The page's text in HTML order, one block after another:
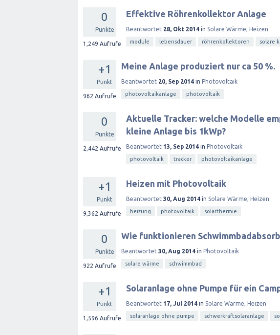
0
Punkte
1,249 Aufrufe
Effektive Röhrenkollektor Anlage
Beantwortet 28, Okt 2014 in Solare Wärme, Heizen
module lebensdauer röhrenkollektoren solare
+1
Punkt
962 Aufrufe
Meine Anlage produziert nur ca 50 %.
Beantwortet 20, Sep 2014 in Photovoltaik
photovoltaikanlage photovoltaik
0
Punkte
2,442 Aufrufe
Aktuelle Tracker: welche Modelle
kleine Anlage bis 1kWp?
Beantwortet 13, Sep 2014 in Photovoltaik
photovoltaik tracker photovoltaikanlage
+1
Punkt
9,362 Aufrufe
Heizen mit Photovoltaik
Beantwortet 30, Aug 2014 in Solare Wärme, Heizen
heizung photovoltaik solarthermie
0
Punkte
922 Aufrufe
Wie funktionieren
Beantwortet 30, Aug 2014 in Photovoltaik
solare wärme schwimmbad
+1
Punkt
1,596 Aufrufe
Solaranlage ohne Pumpe für ein
Beantwortet 17, Jul 2014 in Solare Wärme, Heizen
solaranlage ohne pumpe schwerkraftsolaranlage